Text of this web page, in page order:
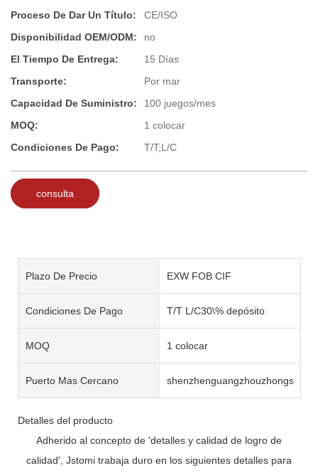
Proceso De Dar Un Título:
CE/ISO
Disponibilidad OEM/ODM:
no
El Tiempo De Entrega:
15 Días
Transporte:
Por mar
Capacidad De Suministro:
100 juegos/mes
MOQ:
1 colocar
Condiciones De Pago:
T/T;L/C
consulta
Plazo De Precio EXW FOB CIF
Condiciones De Pago T/T L/C30\% depósito
MOQ 1 colocar
Puerto Mas Cercano shenzhenguangzhouzhongshan
Detalles del producto
Adherido al concepto de 'detalles y calidad de logro de
calidad', Jstomi trabaja duro en los siguientes detalles para